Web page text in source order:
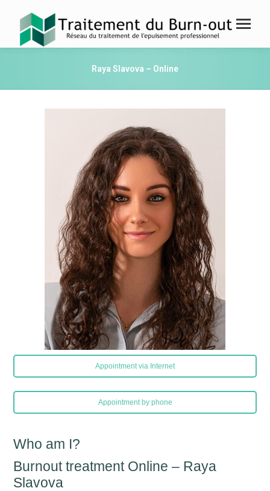
Raya Slavova – Online
Who am I?
Burnout treatment Online – Raya
Slavova
Appointment via Internet
Appointment by phone